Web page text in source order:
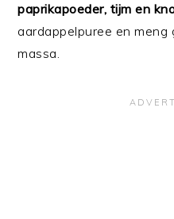
paprikapoeder, tijm en
aardappelpuree en
massa.